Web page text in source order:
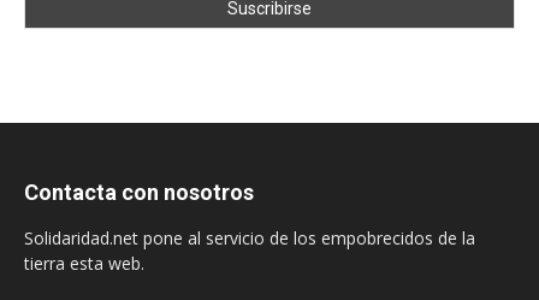
Contacta con nosotros
Solidaridad.net pone al servicio de los empobrecidos de la
tierra esta web.